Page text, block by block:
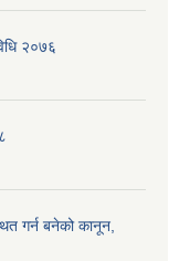
२०७६
गर्न बनेको कानून,